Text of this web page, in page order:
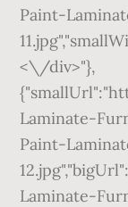
Paint-
<\/div>"},
Laminate-
Paint-
Laminate-